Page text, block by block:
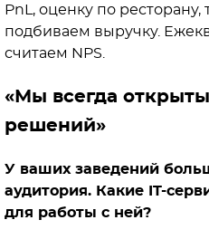
PnL, оценку по ресторану,
подбиваем выручку.
считаем NPS.
«Мы всегда
решений»
У ваших заведений
аудитория. Какие IT-
для работы с ней?